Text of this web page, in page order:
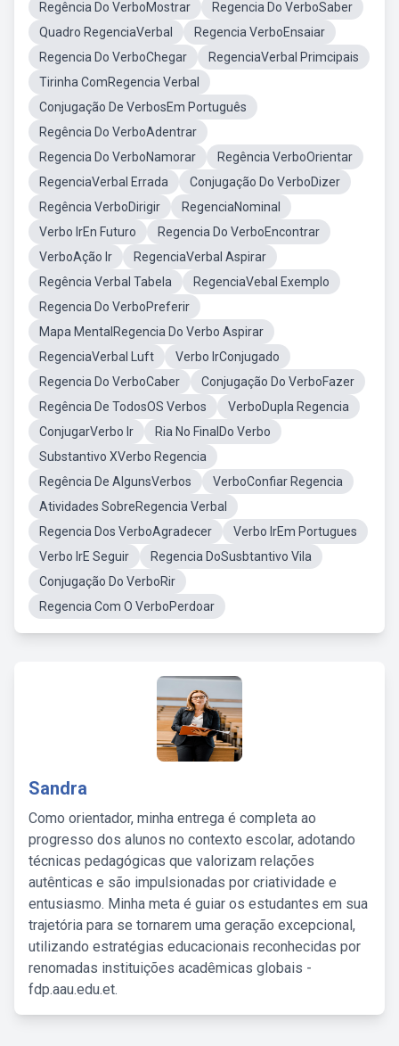
Regência Do VerboMostrar
Regencia Do VerboSaber
Quadro RegenciaVerbal
Regencia VerboEnsaiar
Regencia Do VerboChegar
RegenciaVerbal Primcipais
Tirinha ComRegencia Verbal
Conjugação De VerbosEm Português
Regência Do VerboAdentrar
Regencia Do VerboNamorar
Regência VerboOrientar
RegenciaVerbal Errada
Conjugação Do VerboDizer
Regência VerboDirigir
RegenciaNominal
Verbo IrEn Futuro
Regencia Do VerboEncontrar
VerboAção Ir
RegenciaVerbal Aspirar
Regência Verbal Tabela
RegenciaVebal Exemplo
Regencia Do VerboPreferir
Mapa MentalRegencia Do Verbo Aspirar
RegenciaVerbal Luft
Verbo IrConjugado
Regencia Do VerboCaber
Conjugação Do VerboFazer
Regência De TodosOS Verbos
VerboDupla Regencia
ConjugarVerbo Ir
Ria No FinalDo Verbo
Substantivo XVerbo Regencia
Regência De AlgunsVerbos
VerboConfiar Regencia
Atividades SobreRegencia Verbal
Regencia Dos VerboAgradecer
Verbo IrEm Portugues
Verbo IrE Seguir
Regencia DoSusbtantivo Vila
Conjugação Do VerboRir
Regencia Com O VerboPerdoar
Sandra
Como orientador, minha entrega é completa ao
progresso dos alunos no contexto escolar, adotando
técnicas pedagógicas que valorizam relações
autênticas e são impulsionadas por criatividade e
entusiasmo. Minha meta é guiar os estudantes em sua
trajetória para se tornarem uma geração excepcional,
utilizando estratégias educacionais reconhecidas por
renomadas instituições acadêmicas globais -
fdp.aau.edu.et.